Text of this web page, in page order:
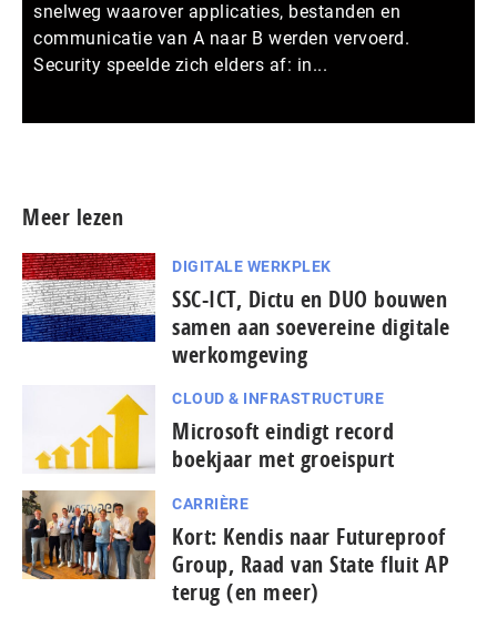
snelweg waarover applicaties, bestanden en
communicatie van A naar B werden vervoerd.
Security speelde zich elders af: in...
Meer lezen
DIGITALE WERKPLEK
SSC-ICT, Dictu en DUO bouwen
samen aan soevereine digitale
werkomgeving
CLOUD & INFRASTRUCTURE
Microsoft eindigt record
boekjaar met groeispurt
CARRIÈRE
Kort: Kendis naar Futureproof
Group, Raad van State fluit AP
terug (en meer)